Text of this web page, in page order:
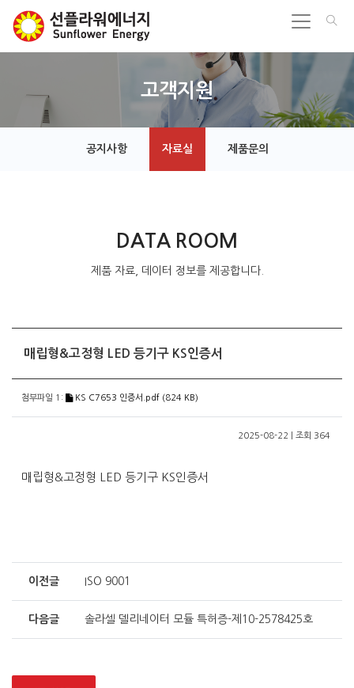
고객지원
공지사항 자료실 제품문의
DATA ROOM
제품 자료, 데이터 정보를 제공합니다.
매립형&고정형 LED 등기구 KS인증서
첨부파일 1: KS C7653 인증서.pdf (824 KB)
2025-08-22 | 조회 364
매립형&고정형 LED 등기구 KS인증서
이전글 ISO 9001
다음글 솔라셀 델리네이터 모듈 특허증-제10-2578425호